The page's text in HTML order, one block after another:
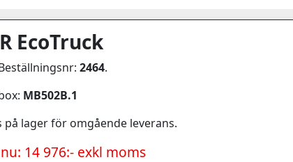
EcoTruck
2464.
MB502B.1
på lager för omgående leverans.
14 976:- exkl moms